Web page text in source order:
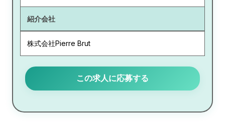
紹介会社
株式会社Pierre Brut
この求人に応募する